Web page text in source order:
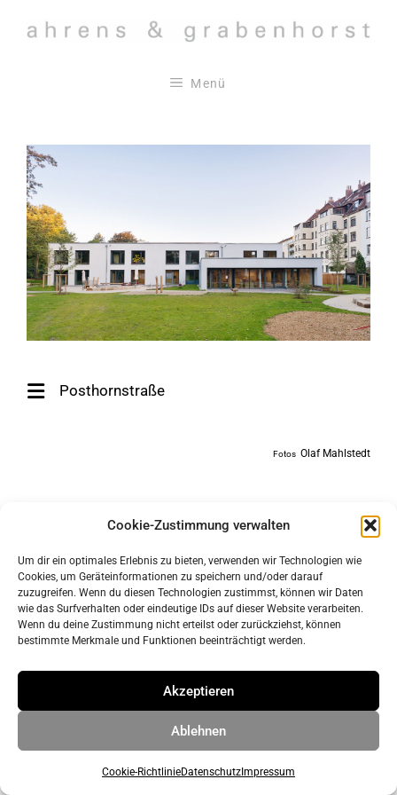
Cookie-Zustimmung verwalten
Um dir ein optimales Erlebnis zu bieten, verwenden wir Technologien wie
Cookies, um Geräteinformationen zu speichern und/oder darauf
zuzugreifen. Wenn du diesen Technologien zustimmst, können wir Daten
wie das Surfverhalten oder eindeutige IDs auf dieser Website verarbeiten.
Wenn du deine Zustimmung nicht erteilst oder zurückziehst, können
bestimmte Merkmale und Funktionen beeinträchtigt werden.
Akzeptieren
Ablehnen
Cookie-RichtlinieDatenschutz Impressum
Inhalt
Menü
Posthornstraße
Fotos Olaf Mahlstedt
GmbB
• Erstellt mit